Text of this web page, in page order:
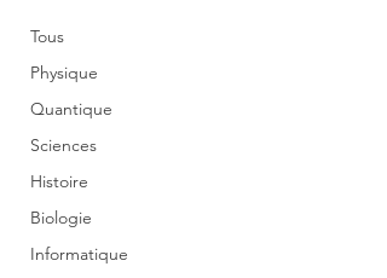
Tous
Physique
Quantique
Sciences
Histoire
Biologie
Informatique